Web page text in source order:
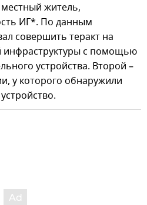
житель,
ИГ*. По данным
совершить теракт на
инфраструктуры с помощью
устройства. Второй –
у которого обнаружили